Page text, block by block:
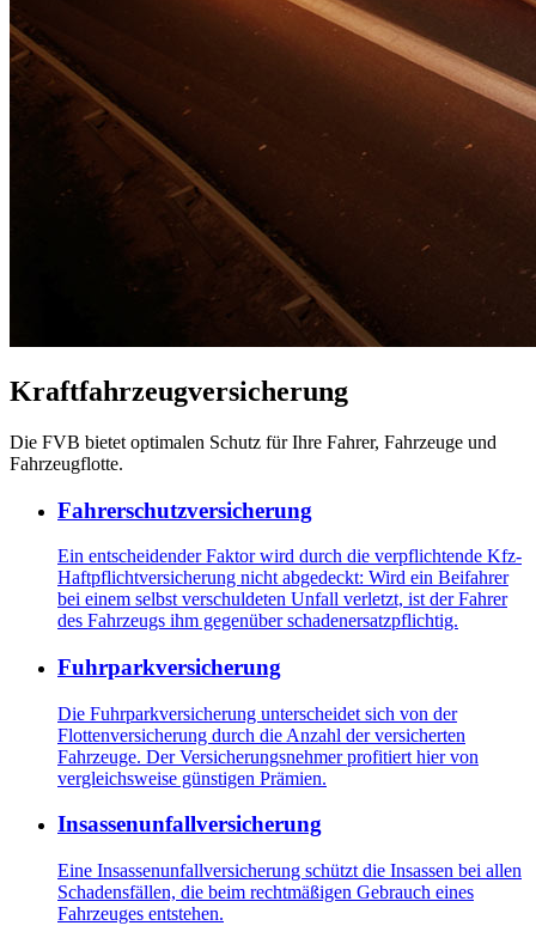
Kraftfahrzeugversicherung
Die FVB bietet optimalen Schutz für Ihre Fahrer, Fahrzeuge und
Fahrzeugflotte.
Fahrerschutzversicherung
Ein entscheidender Faktor wird durch die verpflichtende Kfz-
Haftpflichtversicherung nicht abgedeckt: Wird ein Beifahrer
bei einem selbst verschuldeten Unfall verletzt, ist der Fahrer
des Fahrzeugs ihm gegenüber schadenersatzpflichtig.
Fuhrparkversicherung
Die Fuhrparkversicherung unterscheidet sich von der
Flottenversicherung durch die Anzahl der versicherten
Fahrzeuge. Der Versicherungsnehmer profitiert hier von
vergleichsweise günstigen Prämien.
Insassenunfallversicherung
Eine Insassenunfallversicherung schützt die Insassen bei allen
Schadensfällen, die beim rechtmäßigen Gebrauch eines
Fahrzeuges entstehen.